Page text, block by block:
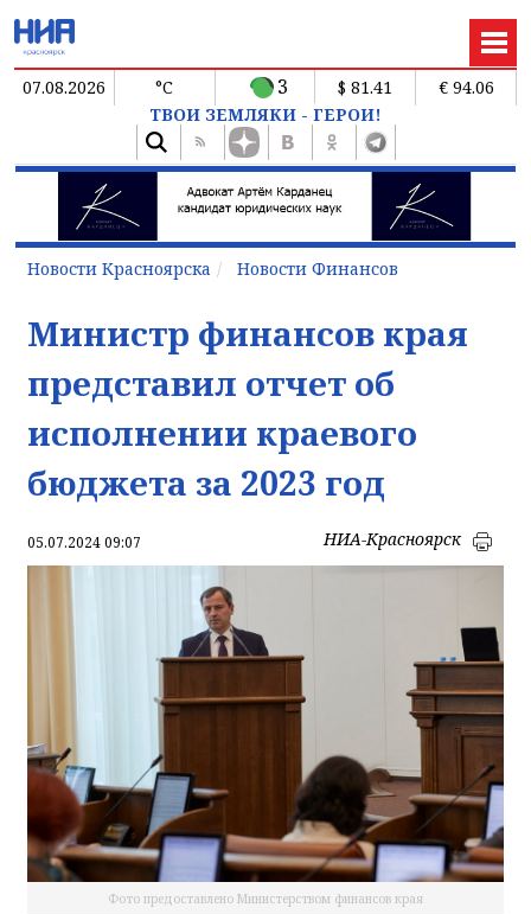
07.08.2026 °C 3 $ 81.41
€ 94.06
ТВОИ ЗЕМЛЯКИ - ГЕРОИ!
Новости Красноярска Новости Финансов
Министр финансов края
представил отчет об
исполнении краевого
бюджета за 2023 год
05.07.2024 09:07 НИА-Красноярск
Фото предоставлено Министерством финансов края